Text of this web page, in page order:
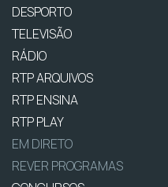
DESPORTO
TELEVISÃO
RÁDIO
RTP ARQUIVOS
RTP ENSINA
RTP PLAY
EM DIRETO
REVER PROGRAMAS